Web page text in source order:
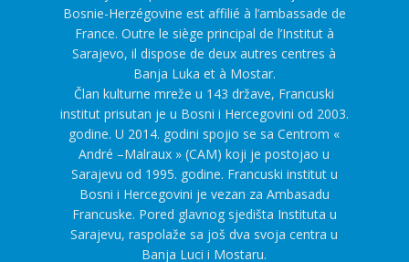
Bosnie-Herzégovine est affilié à l’ambassade de
France. Outre le siège principal de l’Institut à
Sarajevo, il dispose de deux autres centres à
Banja Luka et à Mostar.
Član kulturne mreže u 143 države, Francuski
institut prisutan je u Bosni i Hercegovini od 2003.
godine. U 2014. godini spojio se sa Centrom «
André –Malraux » (CAM) koji je postojao u
Sarajevu od 1995. godine. Francuski institut u
Bosni i Hercegovini je vezan za Ambasadu
Francuske. Pored glavnog sjedišta Instituta u
Sarajevu, raspolaže sa još dva svoja centra u
Banja Luci i Mostaru.